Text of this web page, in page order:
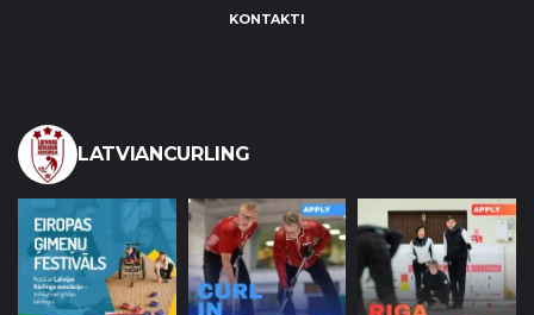
KONTAKTI
LATVIANCURLING